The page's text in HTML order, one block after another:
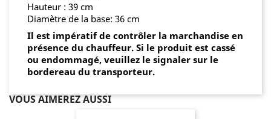
Hauteur : 39 cm
Diamètre de la base: 36 cm
Il est impératif de contrôler la marchandise en
présence du chauffeur. Si le produit est cassé
ou endommagé, veuillez le signaler sur le
bordereau du transporteur.
VOUS AIMEREZ AUSSI